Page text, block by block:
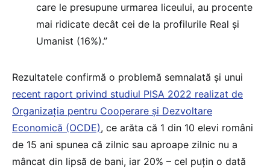
care le presupune urmarea liceului, au procente
mai ridicate decât cei de la profilurile Real și
Umanist (16%).”
Rezultatele confirmă o problemă semnalată și unui
recent raport privind studiul PISA 2022 realizat de
Organizația pentru Cooperare și Dezvoltare
Economică (OCDE), ce arăta că 1 din 10 elevi români
de 15 ani spunea că zilnic sau aproape zilnic nu a
mâncat din lipsă de bani, iar 20% – cel puțin o dată